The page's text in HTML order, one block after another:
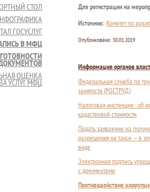
СТОЛ
ГОСУСЛУГ
В МФЦ
ОЦЕНКА
УСЛУГ МФЦ
Для регистрации на
Источник: Комитет по
Опубликовано: 30.01.2019
Информация органов
Федеральная служба по
занятости (РОСТРУД)
Налоговая инспекция - об
кадастровой стоимости
Подать заявление на
разрешения на такси — в
виде
Электронная подпись
с документами
Противодействие